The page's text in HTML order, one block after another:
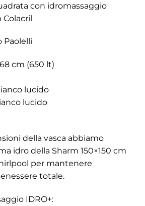
con idromassaggio
Colacril
Paolelli
cm (650 lt)
lucido
lucido
della vasca abbiamo
idro della Sharm 150×150 cm
per mantenere
totale.
IDRO+: